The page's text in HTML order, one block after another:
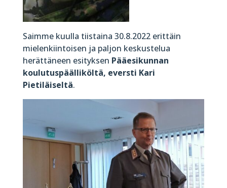
Saimme kuulla tiistaina 30.8.2022 erittäin
mielenkiintoisen ja paljon keskustelua
herättäneen esityksen Pääesikunnan
koulutuspäälliköltä, eversti Kari
Pietiläiseltä.